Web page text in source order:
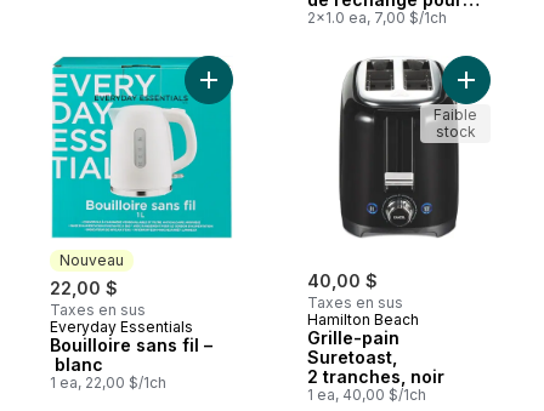
filtre à eau, 2 unités
2x1.0 ea, 7,00 $/1ch
Nouveau
22,00 $
Taxes en sus
Nouveau
Everyday Essentials
Bouilloire sans fil –
blanc
1 ea, 22,00 $/1ch
Ajouter Bouilloire sans fil – blanc au panier
40,00 $
Taxes en sus
Hamilton Beach
Grille-pain
Suretoast,
2 tranches, noir
1 ea, 40,00 $/1ch
Ajouter
Faible
stock